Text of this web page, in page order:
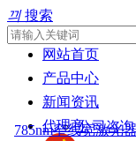
끠 搜索
网站首页
产品中心
新闻资讯
公司咨询
代理商
785nm窄线宽激光